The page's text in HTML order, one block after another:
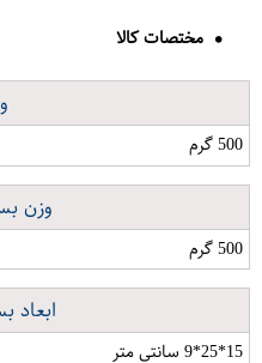
مختصات کالا
500 گرم
وزن
500 گرم
ابعاد
15*25*9 سانتی متر